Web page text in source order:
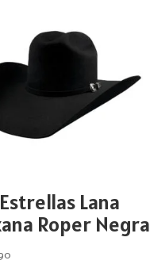
Lana
Roper Negra